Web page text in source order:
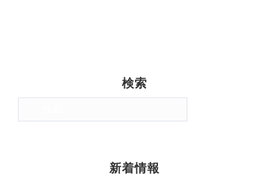
検索
索:
新着情報